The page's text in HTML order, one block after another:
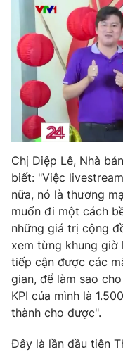
Chuyên mục khác
Emagazine
Photo
Video
VTV Money
VTV Sức khoẻ
Thị trường 24h
VTV4
VTV9
Chị Diệp Lê, Nhà
biết: "Việc
nữa, nó là thương
muốn đi một cách
những giá trị cộng
xem từng khung giờ
tiếp cận được các
gian, để làm sao
KPI của mình là
thành cho được".
Đây là lần đầu tiên